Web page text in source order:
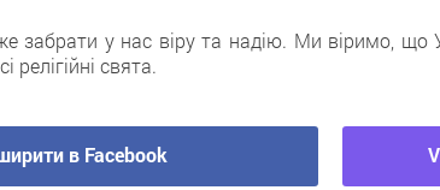
забрати у нас віру та надію. Ми віримо,
релігійні свята.
в Facebook